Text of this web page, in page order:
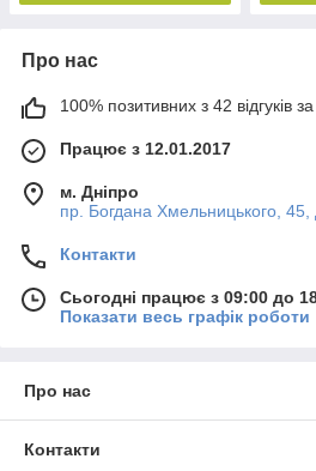
Про нас
100% позитивних з 42 відгуків за
Працює з 12.01.2017
м. Дніпро
пр. Богдана Хмельницького, 45,
Контакти
Сьогодні працює з 09:00 до
Показати весь графік роботи
Про нас
Контакти